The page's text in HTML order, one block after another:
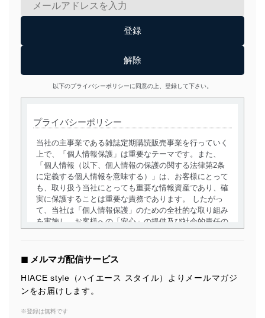
以下のプライバシーポリシーに同意の上、登録して下さい。
プライバシーポリシー
当社の主事業である雑誌定期購読販売事業を行っていく
上で、「個人情報保護」は重要なテーマです。また、
「個人情報（以下、個人情報の保護の関する法律第2条
に定義する個人情報を意味する）」は、お客様にとって
も、取り扱う当社にとっても重要な情報資産であり、確
実に保護することは重要な責務であります。 したがっ
て、当社は「個人情報保護」のための全社的な取り組み
を実施し、お客様への「安心」の提供及び社会的責任の
個人情報の取得・利用・提供について
当社は、個人情報の取得・利用・提供に際して、その利
用目的を明確にし、本人の同意を得たうえで利用目的の
達成に必要な範囲内で適法かつ公正な手段によって取
得・利用・提供を行います。また、当社が保有している
◼︎ メルマガ配信サービス
HIACE style（ハイエース スタイル）よりメールマガジ
ンをお届けします。
※登録は無料です